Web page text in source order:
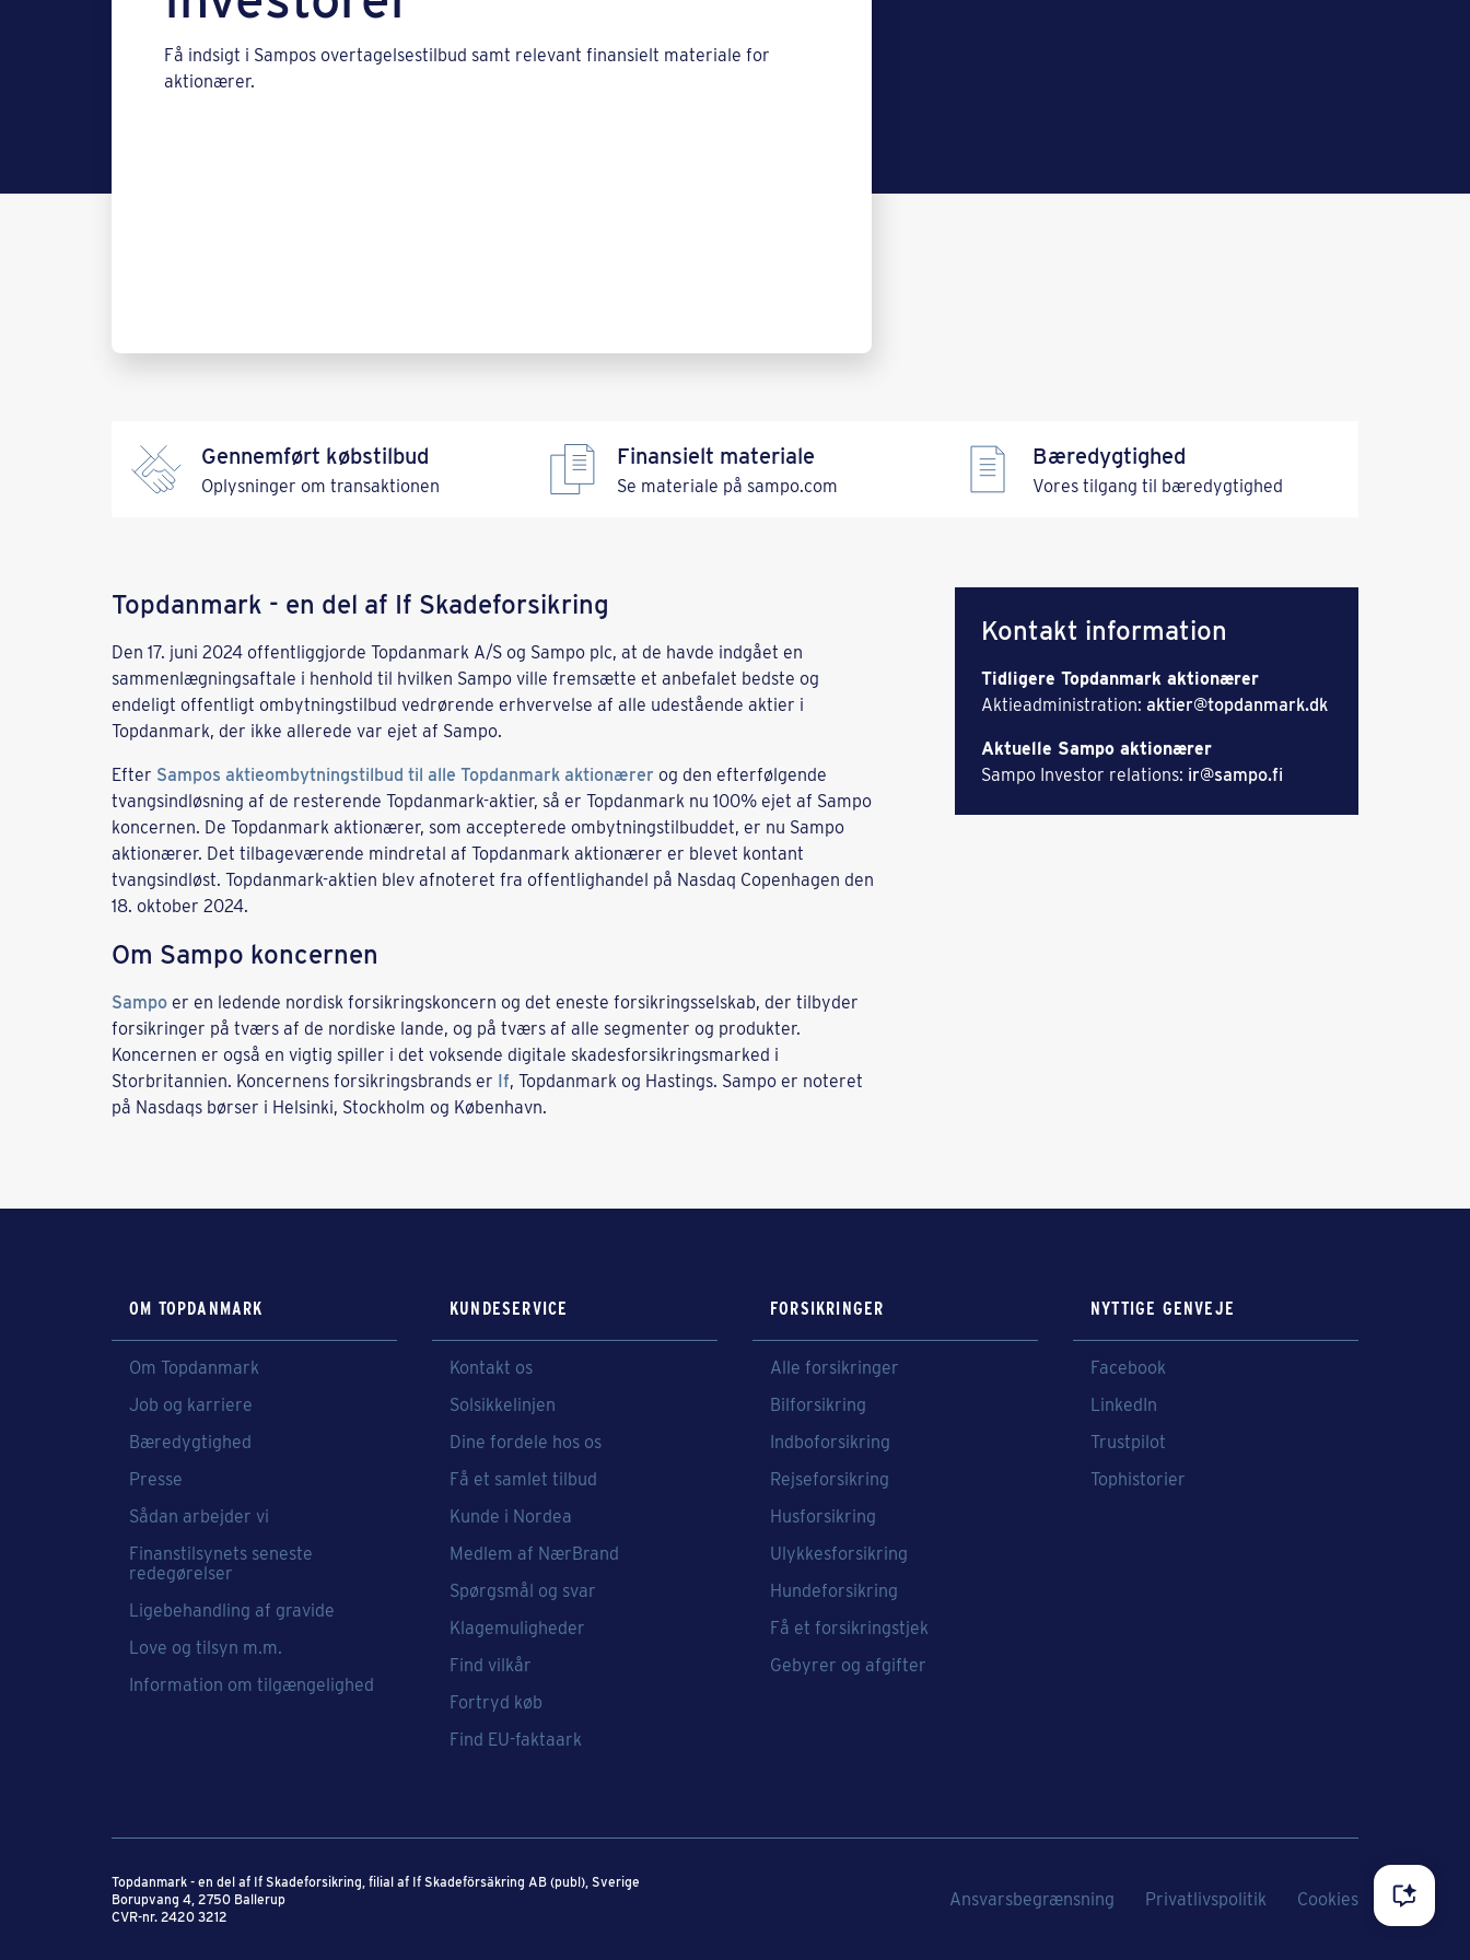
Få indsigt i Sampos overtagelsestilbud samt relevant finansielt materiale for
aktionærer.
Gennemført købstilbud
Oplysninger om transaktionen
Finansielt materiale
Se materiale på sampo.com
Bæredygtighed
Vores tilgang til bæredygtighed
Topdanmark - en del af If Skadeforsikring
Den 17. juni 2024 offentliggjorde Topdanmark A/S og Sampo plc, at de havde indgået en
sammenlægningsaftale i henhold til hvilken Sampo ville fremsætte et anbefalet bedste og
endeligt offentligt ombytningstilbud vedrørende erhvervelse af alle udestående aktier i
Topdanmark, der ikke allerede var ejet af Sampo.
Efter Sampos aktieombytningstilbud til alle Topdanmark aktionærer og den efterfølgende
tvangsindløsning af de resterende Topdanmark-aktier, så er Topdanmark nu 100% ejet af Sampo
koncernen. De Topdanmark aktionærer, som accepterede ombytningstilbuddet, er nu Sampo
aktionærer. Det tilbageværende mindretal af Topdanmark aktionærer er blevet kontant
tvangsindløst. Topdanmark-aktien blev afnoteret fra offentlighandel på Nasdaq Copenhagen den
18. oktober 2024.
Om Sampo koncernen
Sampo er en ledende nordisk forsikringskoncern og det eneste forsikringsselskab, der tilbyder
forsikringer på tværs af de nordiske lande, og på tværs af alle segmenter og produkter.
Koncernen er også en vigtig spiller i det voksende digitale skadesforsikringsmarked i
Storbritannien. Koncernens forsikringsbrands er If, Topdanmark og Hastings. Sampo er noteret
på Nasdaqs børser i Helsinki, Stockholm og København.
Kontakt information
Tidligere Topdanmark aktionærer
Aktieadministration: aktier@topdanmark.dk
Aktuelle Sampo aktionærer
Sampo Investor relations: ir@sampo.fi
OM TOPDANMARK
Om Topdanmark
Job og karriere
Bæredygtighed
Presse
Sådan arbejder vi
Finanstilsynets seneste
redegørelser
Ligebehandling af gravide
Love og tilsyn m.m.
Information om tilgængelighed
KUNDESERVICE
Kontakt os
Solsikkelinjen
Dine fordele hos os
Få et samlet tilbud
Kunde i Nordea
Medlem af NærBrand
Spørgsmål og svar
Klagemuligheder
Find vilkår
Fortryd køb
Find EU-faktaark
FORSIKRINGER
Alle forsikringer
Bilforsikring
Indboforsikring
Rejseforsikring
Husforsikring
Ulykkesforsikring
Hundeforsikring
Få et forsikringstjek
Gebyrer og afgifter
NYTTIGE GENVEJE
Facebook
LinkedIn
Trustpilot
Tophistorier
Topdanmark - en del af If Skadeforsikring​, filial af If Skadeförsäkring AB (publ), Sverige​
Borupvang 4, 2750 Ballerup
CVR-nr. 2420 3212
Ansvarsbegrænsning Privatlivspolitik Cookies